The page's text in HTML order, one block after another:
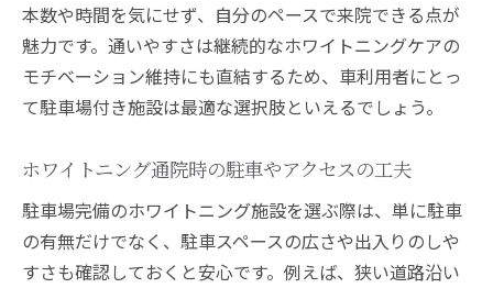
本数や時間を気にせず、自分のペースで来院できる点が
魅力です。通いやすさは継続的なホワイトニングケアの
モチベーション維持にも直結するため、車利用者にとっ
て駐車場付き施設は最適な選択肢といえるでしょう。
ホワイトニング通院時の駐車やアクセスの工夫
駐車場完備のホワイトニング施設を選ぶ際は、単に駐車
の有無だけでなく、駐車スペースの広さや出入りのしや
すさも確認しておくと安心です。例えば、狭い道路沿い